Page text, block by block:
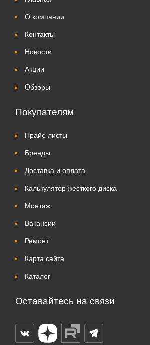
О компании
Контакты
Новости
Акции
Обзоры
Покупателям
Прайс-листы
Бренды
Доставка и оплата
Калькулятор жесткого диска
Монтаж
Вакансии
Ремонт
Карта сайта
Каталог
Оставайтесь на связи